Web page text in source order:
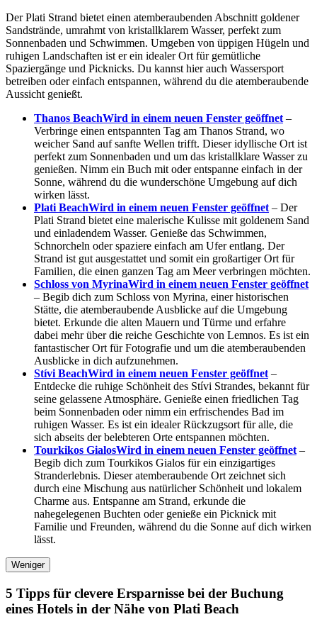
Der Plati Strand bietet einen atemberaubenden Abschnitt goldener
Sandstrände, umrahmt von kristallklarem Wasser, perfekt zum
Sonnenbaden und Schwimmen. Umgeben von üppigen Hügeln und
ruhigen Landschaften ist er ein idealer Ort für gemütliche
Spaziergänge und Picknicks. Du kannst hier auch Wassersport
betreiben oder einfach entspannen, während du die atemberaubende
Aussicht genießt.
Thanos BeachWird in einem neuen Fenster geöffnet –
Verbringe einen entspannten Tag am Thanos Strand, wo
weicher Sand auf sanfte Wellen trifft. Dieser idyllische Ort ist
perfekt zum Sonnenbaden und um das kristallklare Wasser zu
genießen. Nimm ein Buch mit oder entspanne einfach in der
Sonne, während du die wunderschöne Umgebung auf dich
wirken lässt.
Plati BeachWird in einem neuen Fenster geöffnet – Der
Plati Strand bietet eine malerische Kulisse mit goldenem Sand
und einladendem Wasser. Genieße das Schwimmen,
Schnorcheln oder spaziere einfach am Ufer entlang. Der
Strand ist gut ausgestattet und somit ein großartiger Ort für
Familien, die einen ganzen Tag am Meer verbringen möchten.
Schloss von MyrinaWird in einem neuen Fenster geöffnet
– Begib dich zum Schloss von Myrina, einer historischen
Stätte, die atemberaubende Ausblicke auf die Umgebung
bietet. Erkunde die alten Mauern und Türme und erfahre
dabei mehr über die reiche Geschichte von Lemnos. Es ist ein
fantastischer Ort für Fotografie und um die atemberaubenden
Ausblicke in dich aufzunehmen.
Stívi BeachWird in einem neuen Fenster geöffnet –
Entdecke die ruhige Schönheit des Stívi Strandes, bekannt für
seine gelassene Atmosphäre. Genieße einen friedlichen Tag
beim Sonnenbaden oder nimm ein erfrischendes Bad im
ruhigen Wasser. Es ist ein idealer Rückzugsort für alle, die
sich abseits der belebteren Orte entspannen möchten.
Tourkikos GialosWird in einem neuen Fenster geöffnet –
Begib dich zum Tourkikos Gialos für ein einzigartiges
Stranderlebnis. Dieser atemberaubende Ort zeichnet sich
durch eine Mischung aus natürlicher Schönheit und lokalem
Charme aus. Entspanne am Strand, erkunde die
nahegelegenen Buchten oder genieße ein Picknick mit
Familie und Freunden, während du die Sonne auf dich wirken
lässt.
Weniger
5 Tipps für clevere Ersparnisse bei der Buchung
eines Hotels in der Nähe von Plati Beach